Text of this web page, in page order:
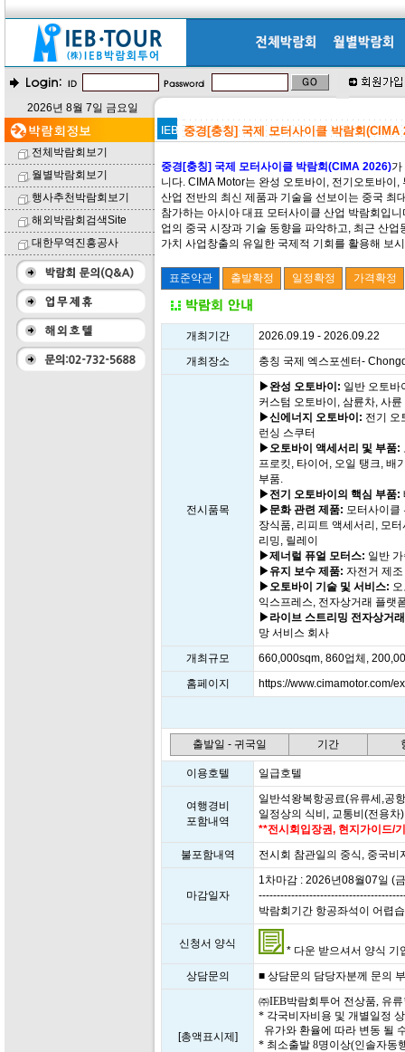
2026년 8월 7일 금요일
전체박람회보기
월별박람회보기
행사추천박람회보기
해외박람회검색Site
대한무역진흥공사
중경[충칭] 국제 모터사이클 박람회(CIMA
중경[충칭] 국제 모터사이클 박람회(CIMA 2026)
니다. CIMA Motor는 완성 오토바이, 전기오토바이
산업 전반의 최신 제품과 기술을 선보이는 중국 최
참가하는 아시아 대표 모터사이클 산업 박람회입
업의 중국 시장과 기술 동향을 파악하고, 최근 산
가치 사업창출의 유일한 국제적 기회를 활용해 보
개최기간
2026.09.19 - 2026.09.22
개최장소
충칭 국제 엑스포센터-
전시품목
▶완성 오토바이: 일반 오토바
커스텀 오토바이, 삼륜차, 사
▶신에너지 오토바이: 전기 오
런싱 스쿠터
▶오토바이 액세서리 및 부품:
프로킷, 타이어, 오일 탱크, 배
부품.
▶전기 오토바이의 핵심 부품:
▶문화 관련 제품: 모터사이클
장식품, 리피트 액세서리, 모
리밍, 릴레이
▶제너럴 퓨얼 모터스: 일반
▶유지 보수 제품: 자전거 제
▶오토바이 기술 및 서비스:
익스프레스, 전자상거래 플랫
▶라이브 스트리밍 전자상거
망 서비스 회사
개최규모
660,000sqm, 860업체,
홈페이지
https://www.cimamotor.com/
출발일 - 귀국일 기간
이용호텔 일급호텔
여행경비
포함내역
일반석왕복항공료(유류세,공
일정상의 식비, 교통비(전용
**전시회입장권, 현지가이드/
불포함내역
전시회 참관일의 중식, 중국비
마감일자
1차마감 : 2026년08월07일 (
박람회기간 항공좌석이 어렵
신청서 양식
* 다운 받으셔서 양식
상담문의
■ 상담문의 담당자분께 문의
[총액표시제]
㈜IEB박람회투어 전상품, 유
* 각국비자비용 및 개별일정
유가와 환율에 따라 변동 될
* 최소출발 8명이상(인솔자동